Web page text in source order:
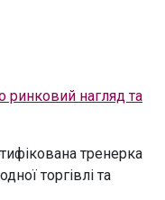
ринковий нагляд та
тренерка
торгівлі та